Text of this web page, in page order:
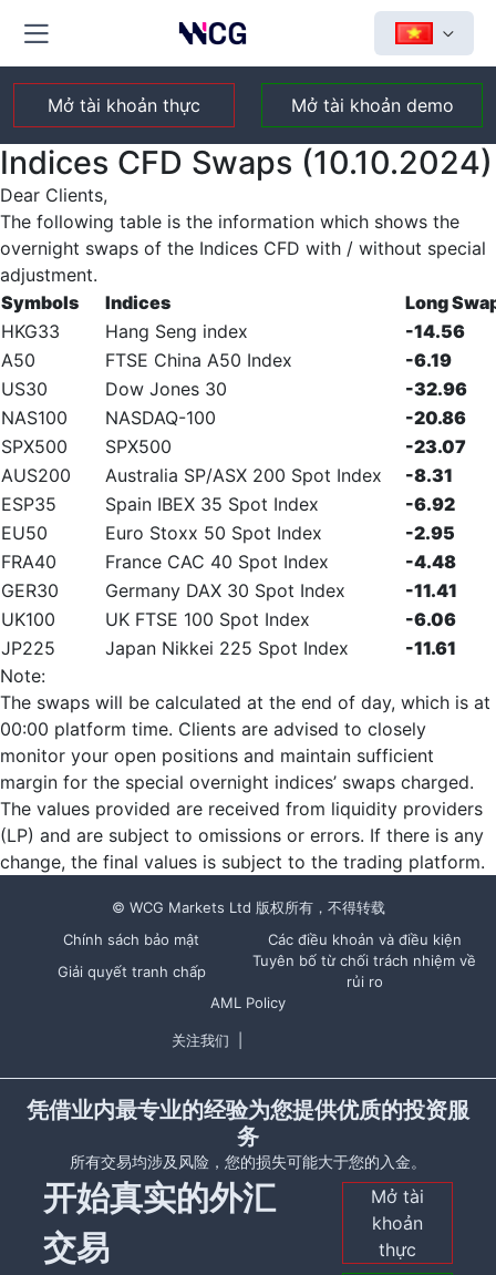
Mở tài khoản thực Mở tài khoản demo
Indices CFD Swaps (10.10.2024)
Dear Clients,
The following table is the information which shows the
overnight swaps of the Indices CFD with / without special
adjustment.
Symbols
Indices
Long
HKG33
Hang Seng index
-14.56
A50
FTSE China A50 Index
-6.19
US30
Dow Jones 30
-32.96
NAS100
NASDAQ-100
-20.86
SPX500
SPX500
-23.07
AUS200
Australia SP/ASX 200 Spot Index
-8.31
ESP35
Spain IBEX 35 Spot Index
-6.92
EU50
Euro Stoxx 50 Spot Index
-2.95
FRA40
France CAC 40 Spot Index
-4.48
GER30
Germany DAX 30 Spot Index
-11.41
UK100
UK FTSE 100 Spot Index
-6.06
JP225
Japan Nikkei 225 Spot Index
-11.61
Note:
The swaps will be calculated at the end of day, which is at
00:00 platform time. Clients are advised to closely
monitor your open positions and maintain sufficient
margin for the special overnight indices’ swaps charged.
The values provided are received from liquidity providers
(LP) and are subject to omissions or errors. If there is any
change, the final values is subject to the trading platform.
© WCG Markets Ltd 版权所有，不得转载
Chính sách bảo mật
Các điều khoản và điều kiện
Giải quyết tranh chấp
Tuyên bố từ chối trách nhiệm về
rủi ro
AML Policy
关注我们
凭借业内最专业的经验为您提供优质的投资服
务
所有交易均涉及风险，您的损失可能大于您的入金。
开始真实的外汇
交易
Mở tài
khoản
thực